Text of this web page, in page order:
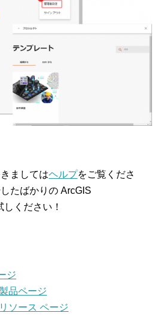
ましてはヘルプをご覧くださ
たばかりの ArcGIS
ください！
ジ
品ページ
ソース ページ